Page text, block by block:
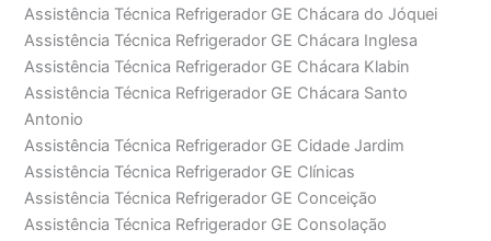
Assistência Técnica Refrigerador GE Chácara do Jóquei
Assistência Técnica Refrigerador GE Chácara Inglesa
Assistência Técnica Refrigerador GE Chácara Klabin
Assistência Técnica Refrigerador GE Chácara Santo
Antonio
Assistência Técnica Refrigerador GE Cidade Jardim
Assistência Técnica Refrigerador GE Clínicas
Assistência Técnica Refrigerador GE Conceição
Assistência Técnica Refrigerador GE Consolação